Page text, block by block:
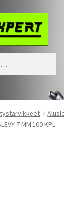
7 MM 100 KPL